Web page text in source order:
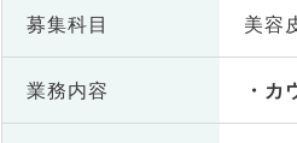
募集科目 美容
業務内容 カ